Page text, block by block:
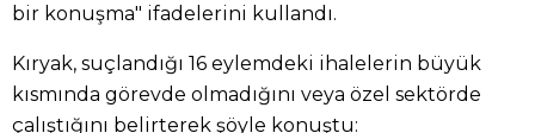
bir konuşma" ifadelerini kullandı.
Kıryak, suçlandığı 16 eylemdeki ihalelerin büyük
kısmında görevde olmadığını veya özel sektörde
çalıştığını belirterek şöyle konuştu: